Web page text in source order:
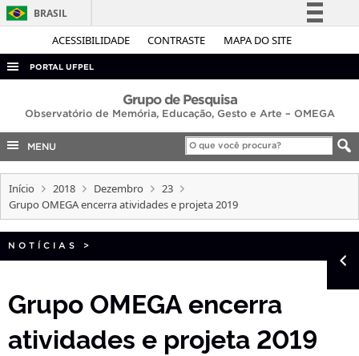
ACESSIBILIDADE CONTRASTE MAPA DO SITE
BRASIL
Simplifique!
Acesso à informação
Legislação
Canais
PORTAL UFPEL
ACESSO À INFORMAÇÃO
COBALTO
CONCURSOS
EDITAIS
INTERNACIONAL
TELEFONES
Grupo de Pesquisa
Observatório de Memória, Educação, Gesto e Arte – OMEGA
MENU
Início 2018 Dezembro
23
Grupo OMEGA encerra atividades e projeta 2019
NOTÍCIAS >
Grupo OMEGA encerra
atividades e projeta 2019